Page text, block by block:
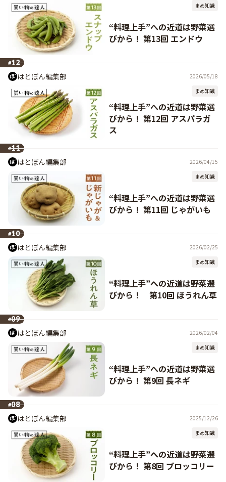
まめ知識
“料理上手”への近道は野菜選
びから！ 第13回 エンドウ
はとぼん編集部
2026/05/18
まめ知識
#12
“料理上手”への近道は野菜選
びから！ 第12回 アスパラガ
ス
はとぼん編集部
2026/04/15
まめ知識
#11
“料理上手”への近道は野菜選
びから！ 第11回 じゃがいも
はとぼん編集部
2026/02/25
まめ知識
#10
“料理上手”への近道は野菜選
びから！ 第10回 ほうれん草
はとぼん編集部
2026/02/04
まめ知識
#09
“料理上手”への近道は野菜選
びから！ 第9回 長ネギ
はとぼん編集部
2025/12/26
まめ知識
#08
“料理上手”への近道は野菜選
びから！ 第8回 ブロッコリー